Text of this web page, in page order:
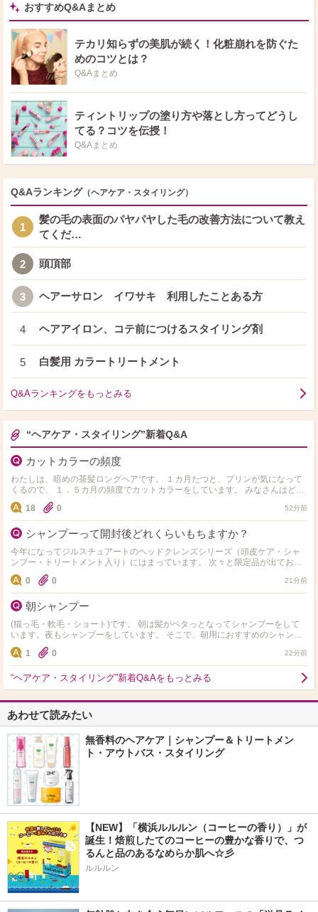
おすすめQ&Aまとめ
テカリ知らずの美肌が続く！化粧崩れを防ぐた
めのコツとは？
Q&Aまとめ
ティントリップの塗り方や落とし方ってどうし
てる？コツを伝授！
Q&Aまとめ
Q&Aランキング （ヘアケア・スタイリング）
1
髪の毛の表面のパヤパヤした毛の改善方法について教え
てくだ…
2 頭頂部
3 ヘアーサロン イワサキ 利用したことある方
4 ヘアアイロン、コテ前につけるスタイリング剤
5 白髪用 カラートリートメント
Q&Aランキングをもっとみる
“ヘアケア・スタイリング”新着Q&A
カットカラーの頻度
わたしは、暗めの茶髪ロングヘアです。 １カ月たつと、プリンが気になって
くるので、 １．５カ月の頻度でカットカラーをしています。 みなさんはどれ
くらいの頻度ですか。
18 0 52分前
シャンプーって開封後どれくらいもちますか？
今年になってジルスチュアートのヘッドクレンズシリーズ（頭皮ケア・シャ
ンプー・トリートメント入り）にはまっています。 次々と限定品が出ており
ますが週に1，2回使用と記載されており、 中々減りませ…
0 0 21分前
朝シャンプー
(猫っ毛・軟毛・ショート)です。 朝は髪がペタっとなってシャンプーをして
います。夜もシャンプーをしています。 そこで、朝用におすすめのシャンプ
1 0 22分前
“ヘアケア・スタイリング”新着Q&Aをもっとみる
あわせて読みたい
無香料のヘアケア｜シャンプー＆トリートメン
ト・アウトバス・スタイリング
【NEW】「横浜ルルルン（コーヒーの香り）」が
誕生！焙煎したてのコーヒーの豊かな香りで、つ
るんと品のあるなめらか肌へ☆彡
ルルルン